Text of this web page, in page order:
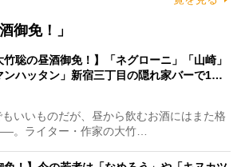
御免！」
竹聡の昼酒御免！】「ネグローニ」「山崎」
ンハッタン」新宿三丁目の隠れ家バーで1…
いいものだが、昼から飲むお酒にはまた格
。ライター・作家の大竹…